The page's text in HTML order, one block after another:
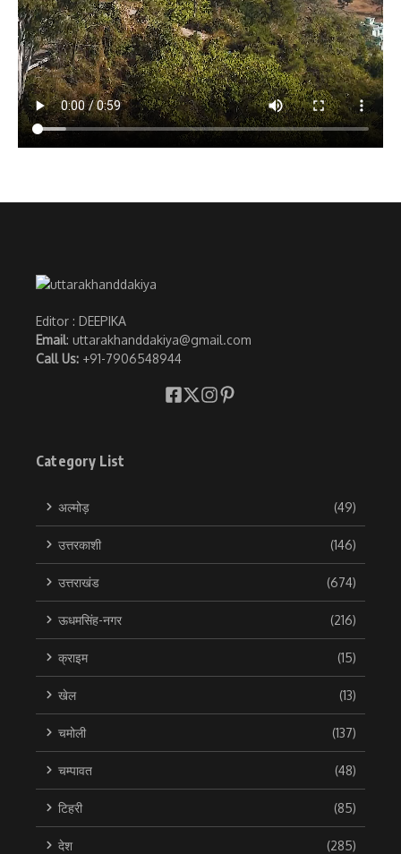
Editor : DEEPIKA
Email: uttarakhanddakiya@gmail.com
Call Us: +91-7906548944
Category List
अल्मोड़ (49)
उत्तरकाशी (146)
उत्तराखंड (674)
ऊधमसिंह-नगर (216)
क्राइम (15)
खेल (13)
चमोली (137)
चम्पावत (48)
टिहरी (85)
देश (285)